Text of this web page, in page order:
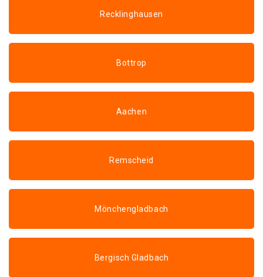
Recklinghausen
Bottrop
Aachen
Remscheid
Mönchengladbach
Bergisch Gladbach